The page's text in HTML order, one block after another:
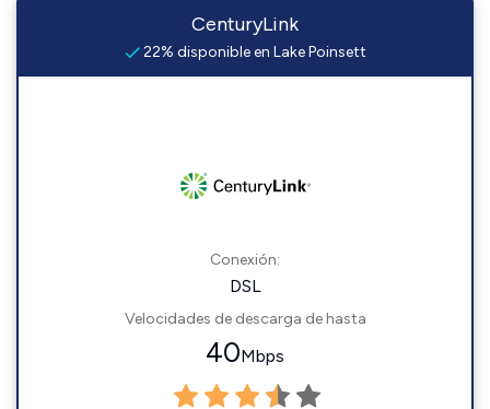
CenturyLink
22% disponible en Lake Poinsett
Conexión:
DSL
Velocidades de descarga de hasta
40Mbps